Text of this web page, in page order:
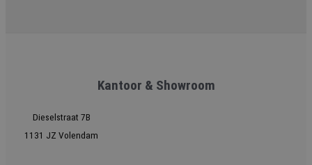
Kantoor & Showroom
Dieselstraat 7B
1131 JZ Volendam